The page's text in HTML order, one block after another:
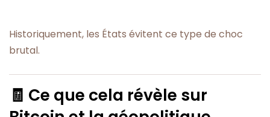
Historiquement, les États évitent ce type de choc
brutal.
🧾 Ce que cela révèle sur